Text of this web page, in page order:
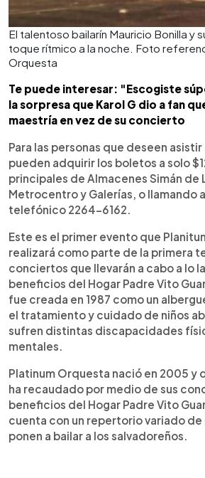
El talentoso bailarín Mauricio Bonilla y
toque rítmico a la noche. Foto
Orquesta
Te puede interesar: "Escogiste
la sorpresa que Karol G dio a fan
maestría en vez de su concierto
Para las personas que deseen
pueden adquirir los boletos a solo
principales de Almacenes Simán de
Metrocentro y Galerías, o llamando
telefónico 2264-6162.
Este es el primer evento que
realizará como parte de la primera
conciertos que llevarán a cabo a lo
beneficios del Hogar Padre Vito
fue creada en 1987 como un
el tratamiento y cuidado de niños
sufren distintas discapacidades
mentales.
Platinum Orquesta nació en 2005 y
ha recaudado por medio de sus
beneficios del Hogar Padre Vito
cuenta con un repertorio variado de
ponen a bailar a los salvadoreños.